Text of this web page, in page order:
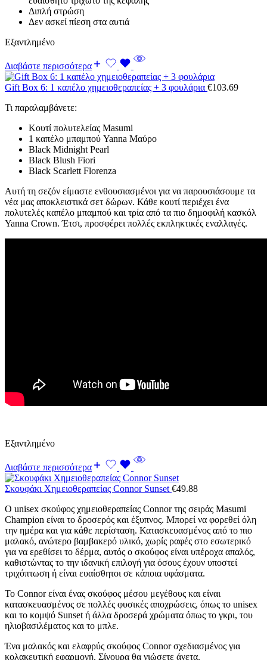
Διπλή στρώση
Δεν ασκεί πίεση στα αυτιά
Εξαντλημένο
Διαβάστε περισσότερα
Gift Box 6: 1 καπέλο χημειοθεραπείας + 3 φουλάρια €103.69
Τι παραλαμβάνετε:
Κουτί πολυτελείας Masumi
1 καπέλο μπαμπού Yanna Μαύρο
Black Midnight Pearl
Black Blush Fiori
Black Scarlett Florenza
Αυτή τη σεζόν είμαστε ενθουσιασμένοι για να παρουσιάσουμε τα
νέα μας αποκλειστικά σετ δώρων. Κάθε κουτί περιέχει ένα
πολυτελές καπέλο μπαμπού και τρία από τα πιο δημοφιλή κασκόλ
Yanna Crown. Έτσι, προσφέρει πολλές εκπληκτικές εναλλαγές.
Εξαντλημένο
Διαβάστε περισσότερα
Σκουφάκι Χημειοθεραπείας Connor Sunset €49.88
Ο unisex σκούφος χημειοθεραπείας Connor της σειράς Masumi
Champion είναι το δροσερός και έξυπνος. Μπορεί να φορεθεί όλη
την ημέρα και για κάθε περίσταση. Κατασκευασμένος από το πιο
μαλακό, ανώτερο βαμβακερό υλικό, χωρίς ραφές στο εσωτερικό
για να ερεθίσει το δέρμα, αυτός ο σκούφος είναι υπέροχα απαλός,
καθιστώντας το την ιδανική επιλογή για όσους έχουν υποστεί
τριχόπτωση ή είναι ευαίσθητοι σε κάποια υφάσματα.
Το Connor είναι ένας σκούφος μέσου μεγέθους και είναι
κατασκευασμένος σε πολλές φυσικές αποχρώσεις, όπως το unisex
και το κομψό Sunset ή άλλα δροσερά χρώματα όπως το γκρι, του
ηλιοβασιλέματος και το μπλε.
Ένα μαλακός και ελαφρύς σκούφος Connor σχεδιασμένος για
κολακευτική εφαρμογή. Σίγουρα θα νιώσετε άνετα.